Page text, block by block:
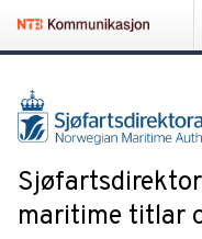
maritime titlar